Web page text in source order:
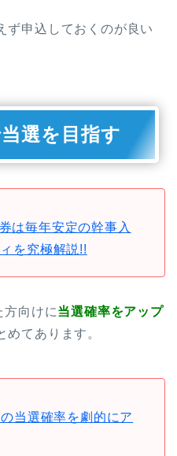
ず申込しておくのが良い
選を目指す
は毎年安定の幹事入
を究極解説!!
方向けに当選確率をアップ
めてあります。
当選確率を劇的にア